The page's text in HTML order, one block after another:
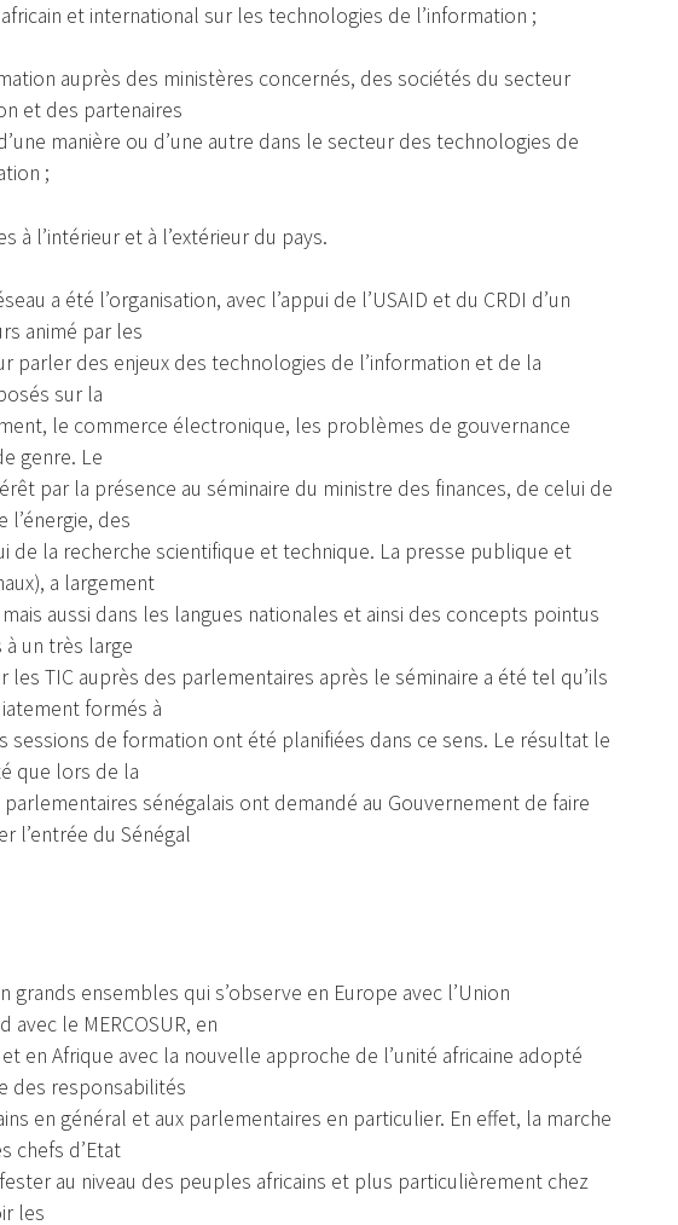
et international sur les technologies de l’information ;
auprès des ministères concernés, des sociétés du secteur
et des partenaires
manière ou d’une autre dans le secteur des technologies de
;
à l’intérieur et à l’extérieur du pays.
a été l’organisation, avec l’appui de l’USAID et du CRDI d’un
animé par les
parler des enjeux des technologies de l’information et de la
sur la
le commerce électronique, les problèmes de gouvernance
genre. Le
par la présence au séminaire du ministre des finances, de celui de
l’énergie, des
de la recherche scientifique et technique. La presse publique et
a largement
aussi dans les langues nationales et ainsi des concepts pointus
un très large
les TIC auprès des parlementaires après le séminaire a été tel qu’ils
formés à
sessions de formation ont été planifiées dans ce sens. Le résultat le
que lors de la
sénégalais ont demandé au Gouvernement de faire
l’entrée du Sénégal
grands ensembles qui s’observe en Europe avec l’Union
avec le MERCOSUR, en
en Afrique avec la nouvelle approche de l’unité africaine adopté
des responsabilités
en général et aux parlementaires en particulier. En effet, la marche
chefs d’Etat
au niveau des peuples africains et plus particulièrement chez
les